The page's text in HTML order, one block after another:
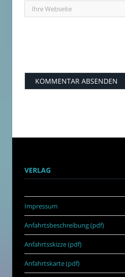
VERLAG
Impressum
Anfahrtsbeschreibung (pdf)
Anfahrtsskizze (pdf)
Anfahrtskarte (pdf)